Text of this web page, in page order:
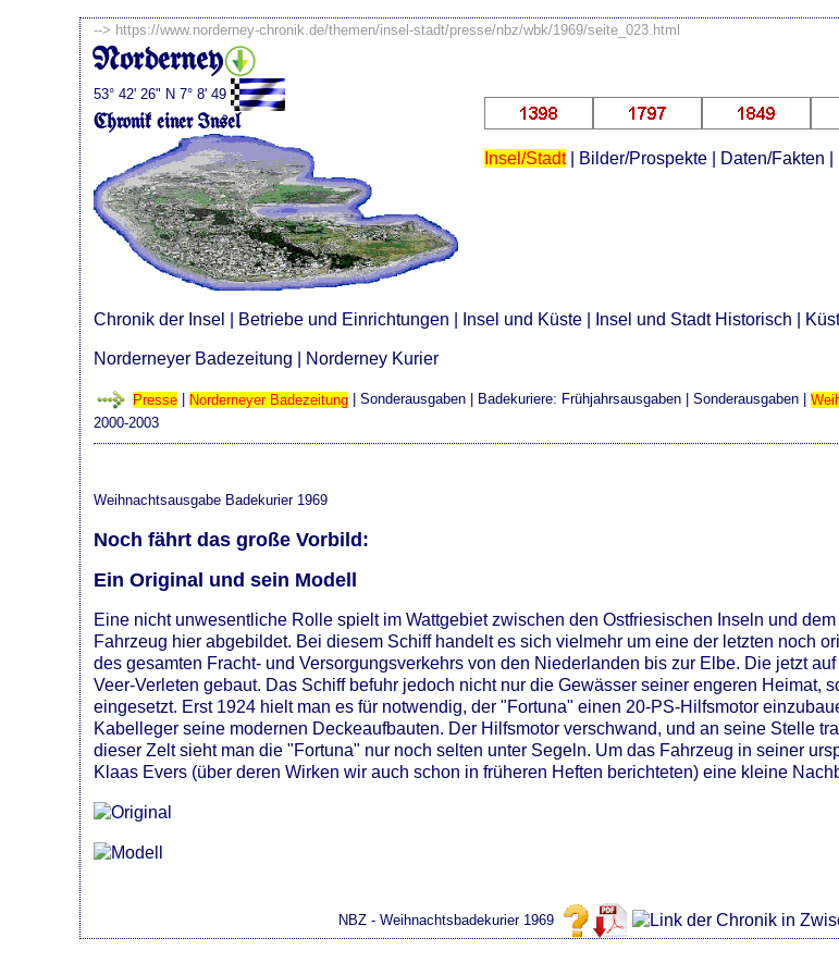
--> https://www.norderney-chronik.de/themen/insel-stadt/presse/nbz/wbk/1969/seite_023.html
Norderney
53° 42' 26" N 7° 8' 49
Chronik einer Insel
Insel/Stadt| Bilder/Prospekte| Daten/Fakten
Chronik der Insel Betriebe und Einrichtungen Insel und Küste Insel und Stadt Historisch
Norderneyer Badezeitung Norderney Kurier
Presse Norderneyer Badezeitung |Sonderausgaben | Badekuriere: Frühjahrsausgaben |Sonderausgaben |
2000-2003
Weihnachtsausgabe Badekurier 1969
Noch fährt das große Vorbild:
Ein Original und sein Modell
Eine nicht unwesentliche Rolle spielt im Wattgebiet zwischen den Ostfriesischen Inseln und
Fahrzeug hier abgebildet. Bei diesem Schiff handelt es sich vielmehr um eine der letzten noch
des gesamten Fracht- und Versorgungsverkehrs von den Niederlanden bis zur Elbe. Die jetzt
Veer-Verleten gebaut. Das Schiff befuhr jedoch nicht nur die Gewässer seiner engeren Heimat,
eingesetzt. Erst 1924 hielt man es für notwendig, der "Fortuna" einen 20-PS-Hilfsmotor
Kabelleger seine modernen Deckeaufbauten. Der Hilfsmotor verschwand, und an seine Stelle
dieser Zelt sieht man die "Fortuna" nur noch selten unter Segeln. Um das Fahrzeug in seiner
Klaas Evers (über deren Wirken wir auch schon in früheren Heften berichteten) eine kleine
NBZ - Weihnachtsbadekurier 1969